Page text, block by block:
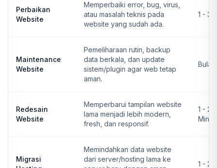
Perbaikan
Website
Memperbaiki error, bug, virus,
atau masalah teknis pada
website yang sudah ada.
1 - 3
Maintenance
Website
Pemeliharaan rutin, backup
data berkala, dan update
sistem/plugin agar web tetap
aman.
Redesain
Website
Memperbarui tampilan website
lama menjadi lebih modern,
fresh, dan responsif.
1 - 2
Migrasi
Memindahkan data website
dari server/hosting lama ke
1 - 2